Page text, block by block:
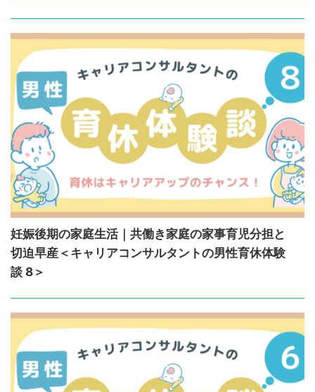
妊娠後期の家庭生活｜共働き家庭の家事育児分担と
切迫早産＜キャリアコンサルタントの男性育休体験
談 8＞